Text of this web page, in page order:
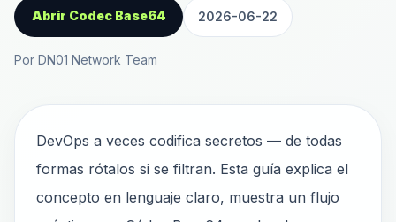
Abrir Codec Base64 2026-06-22
Por DN01 Network Team
DevOps a veces codifica secretos — de todas
formas rótalos si se filtran. Esta guía explica el
concepto en lenguaje claro, muestra un flujo